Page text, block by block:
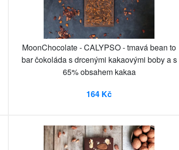
MoonChocolate - CALYPSO - tmavá bean to
bar čokoláda s drcenými kakaovými boby a s
65% obsahem kakaa
164 Kč